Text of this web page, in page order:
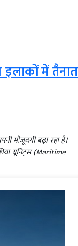
इलाकों में तैनात
मौजूदगी बढ़ा रहा है।
यूनिट्स (Maritime